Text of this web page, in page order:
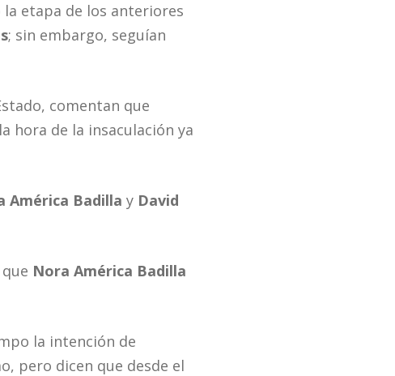
etapa de los anteriores
; sin embargo, seguían
comentan que
hora de la insaculación ya
América Badilla y David
Nora América Badilla
la intención de
pero dicen que desde el